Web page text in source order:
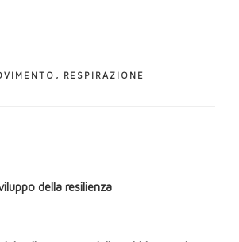
, RESPIRAZIONE
della resilienza